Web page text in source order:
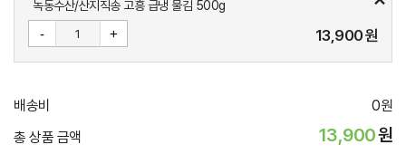
녹동수산/산지직송 고흥 급냉 물김 500g
- + 13,900원
배송비 0원
총 상품 금액
13,900원